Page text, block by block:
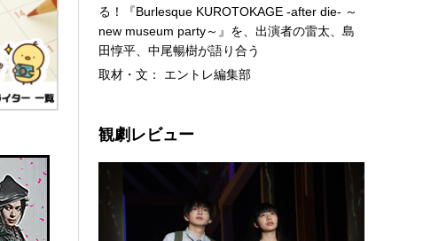
る！『Burlesque KUROTOKAGE -after die- ～
new museum party～』を、出演者の雷太、島
田惇平、中尾暢樹が語り合う
取材・文： エントレ編集部
観劇レビュー